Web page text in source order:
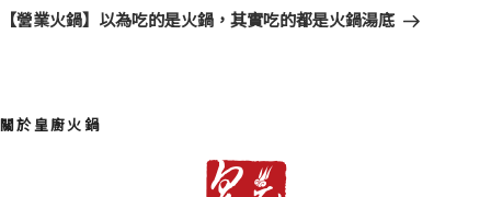
一【營業火鍋】以為吃的是火鍋，其實吃的都是火鍋湯底
關於皇廚火鍋